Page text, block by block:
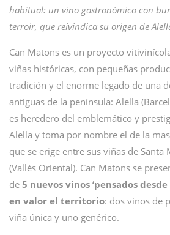
habitual: un vino gastronómico con
terroir, que reivindica su origen de
Can Matons es un proyecto
viñas históricas, con pequeñas
tradición y el enorme legado de una
antiguas de la península: Alella
es heredero del emblemático y
Alella y toma por nombre el de la
que se erige entre sus viñas de
(Vallès Oriental). Can Matons se
de 5 nuevos vinos ‘pensados
en valor el territorio: dos vinos de
viña única y uno genérico.